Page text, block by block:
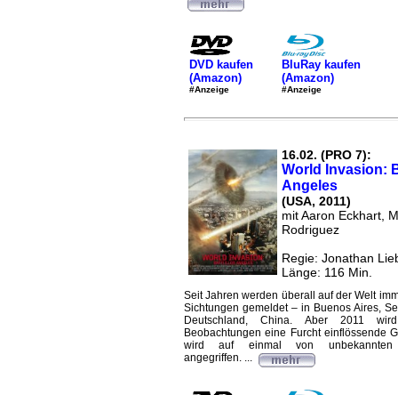
DVD kaufen
(Amazon)
#Anzeige
BluRay kaufen
(Amazon)
#Anzeige
16.02. (PRO 7):
World Invasion:
Angeles
(USA, 2011)
mit Aaron Eckhart,
Rodriguez
Regie: Jonathan
Länge: 116 Min.
Seit Jahren werden überall auf der Welt
Sichtungen gemeldet – in Buenos Aires,
Deutschland, China. Aber 2011
Beobachtungen eine Furcht einflössende
wird auf einmal von unbekannten
angegriffen. ...